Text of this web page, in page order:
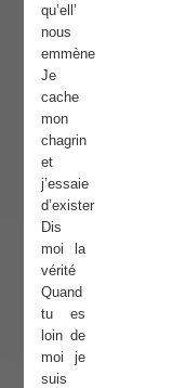
qu’ell’
nous
emmène
Je
cache
mon
chagrin
et
j’essaie
d’exister
Dis
moi la
vérité
Quand
tu es
loin de
moi je
suis